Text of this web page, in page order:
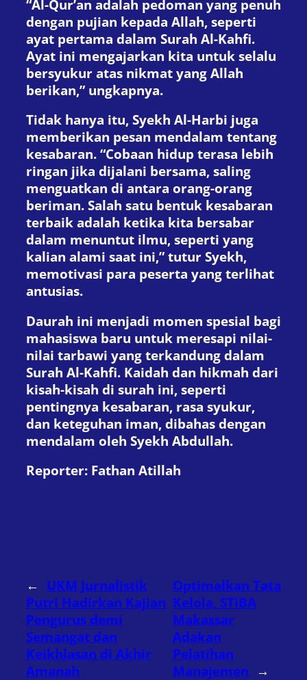
“Al-Qur’an adalah pedoman yang penuh
dengan pujian kepada Allah, seperti
ayat pertama dalam Surah Al-Kahfi.
Ayat ini mengajarkan kita untuk selalu
bersyukur atas nikmat yang Allah
berikan,” ungkapnya.
Tidak hanya itu, Syekh Al-Harbi juga
memberikan pesan mendalam tentang
kesabaran. “Cobaan hidup terasa lebih
ringan jika dijalani bersama, saling
menguatkan di antara orang-orang
beriman. Salah satu bentuk kesabaran
terbaik adalah ketika kita bersabar
dalam menuntut ilmu, seperti yang
kalian alami saat ini,” tutur Syekh,
memotivasi para peserta yang terlihat
antusias.
Daurah ini menjadi momen spesial bagi
mahasiswa baru untuk meresapi nilai-
nilai tarbawi yang terkandung dalam
Surah Al-Kahfi. Kaidah dan hikmah dari
kisah-kisah di surah ini, seperti
pentingnya kesabaran, rasa syukur,
dan keteguhan iman, dibahas dengan
mendalam oleh Syekh Abdullah.
Reporter: Fathan Atillah
← UKM Jurnalistik
Putri Hadirkan Kajian
Pengurus demi
Semangat dan
Keikhlasan di Akhir
Amanah
Optimalkan Tata
Kelola, STIBA
Makassar
Adakan
Pelatihan
Manajemen →